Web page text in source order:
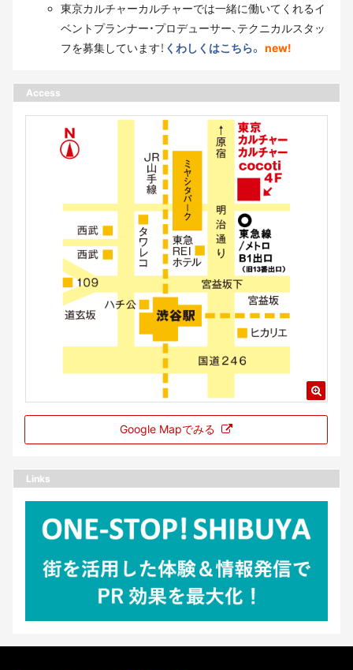
東京カルチャーカルチャーでは一緒に働いてくれるイ
ベントプランナー・プロデューサー、テクニカルスタッ
フを募集しています！ くわしくはこちら。 new!
Access
Google Mapでみる
Links